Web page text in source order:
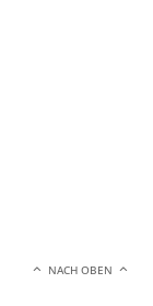
NACH OBEN